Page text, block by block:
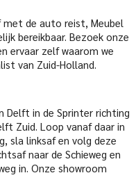
de auto reist, Meubel
bereikbaar. Bezoek onze
ervaar zelf waarom we
van Zuid-Holland.
Delft in de Sprinter richting
Zuid. Loop vanaf daar in
sla linksaf en volg deze
naar de Schieweg en
in. Onze showroom